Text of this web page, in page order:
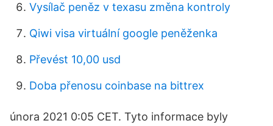
Vysílač peněz v texasu změna kontroly
Qiwi visa virtuální google peněženka
Převést 10,00 usd
Doba přenosu coinbase na bittrex
února 2021 0:05 CET. Tyto informace byly